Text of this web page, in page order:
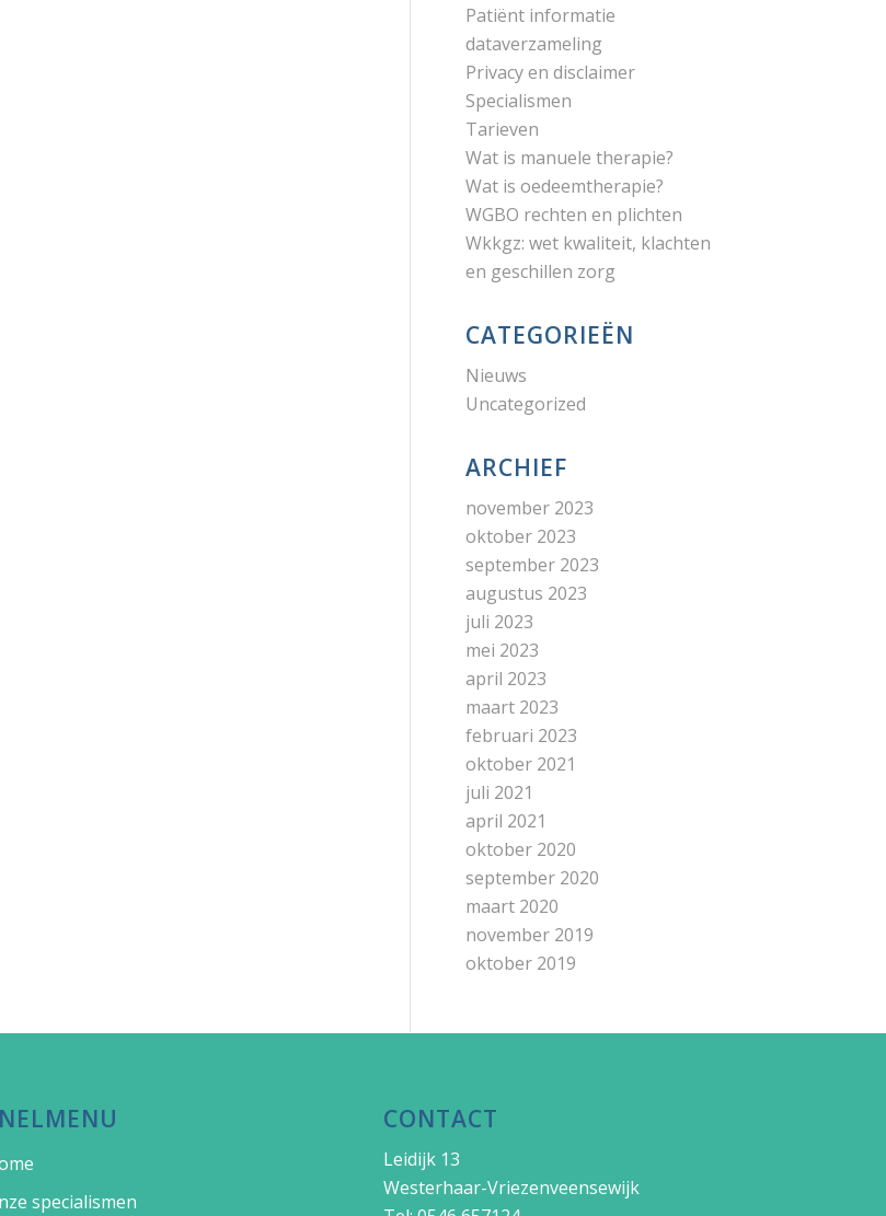
Patiënt informatie
dataverzameling
Privacy en disclaimer
Specialismen
Tarieven
Wat is manuele therapie?
Wat is oedeemtherapie?
WGBO rechten en plichten
Wkkgz: wet kwaliteit, klachten
en geschillen zorg
CATEGORIEËN
Nieuws
Uncategorized
ARCHIEF
november 2023
oktober 2023
september 2023
augustus 2023
juli 2023
mei 2023
april 2023
maart 2023
februari 2023
oktober 2021
juli 2021
april 2021
oktober 2020
september 2020
maart 2020
november 2019
oktober 2019
specialismen
CONTACT
Leidijk 13
Westerhaar-Vriezenveensewijk